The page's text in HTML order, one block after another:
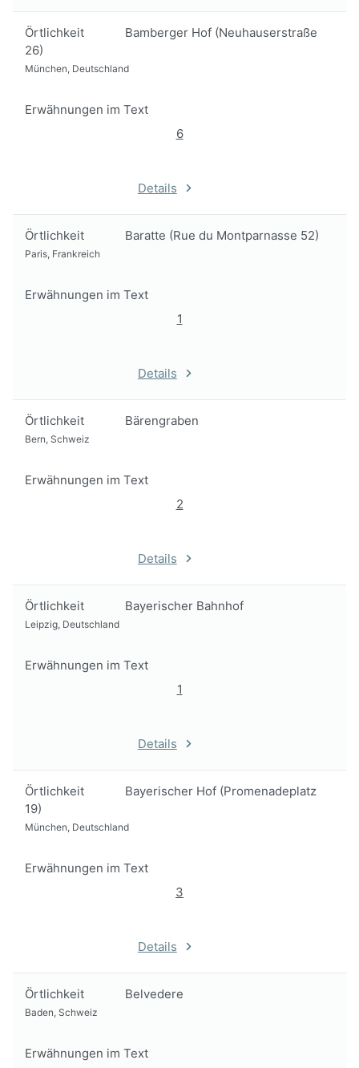
Örtlichkeit
Bamberger Hof (Neuhauserstraße
26)
München, Deutschland
Erwähnungen im Text
6
Details
Örtlichkeit Baratte (Rue du Montparnasse 52)
Paris, Frankreich
Erwähnungen im Text
1
Details
Örtlichkeit Bärengraben
Bern, Schweiz
Erwähnungen im Text
2
Details
Örtlichkeit Bayerischer Bahnhof
Leipzig, Deutschland
Erwähnungen im Text
1
Details
Örtlichkeit
Bayerischer Hof (Promenadeplatz
19)
München, Deutschland
Erwähnungen im Text
3
Details
Örtlichkeit Belvedere
Baden, Schweiz
Erwähnungen im Text